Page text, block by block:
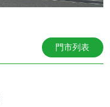
門市列表